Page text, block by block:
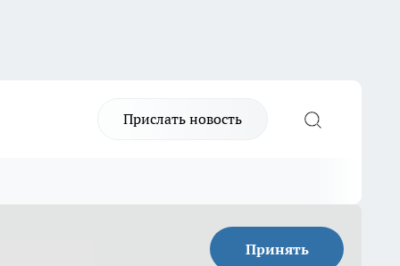
Прислать новость
Принять